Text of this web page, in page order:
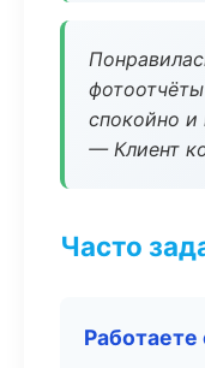
спокойно и
— Клиент
Часто